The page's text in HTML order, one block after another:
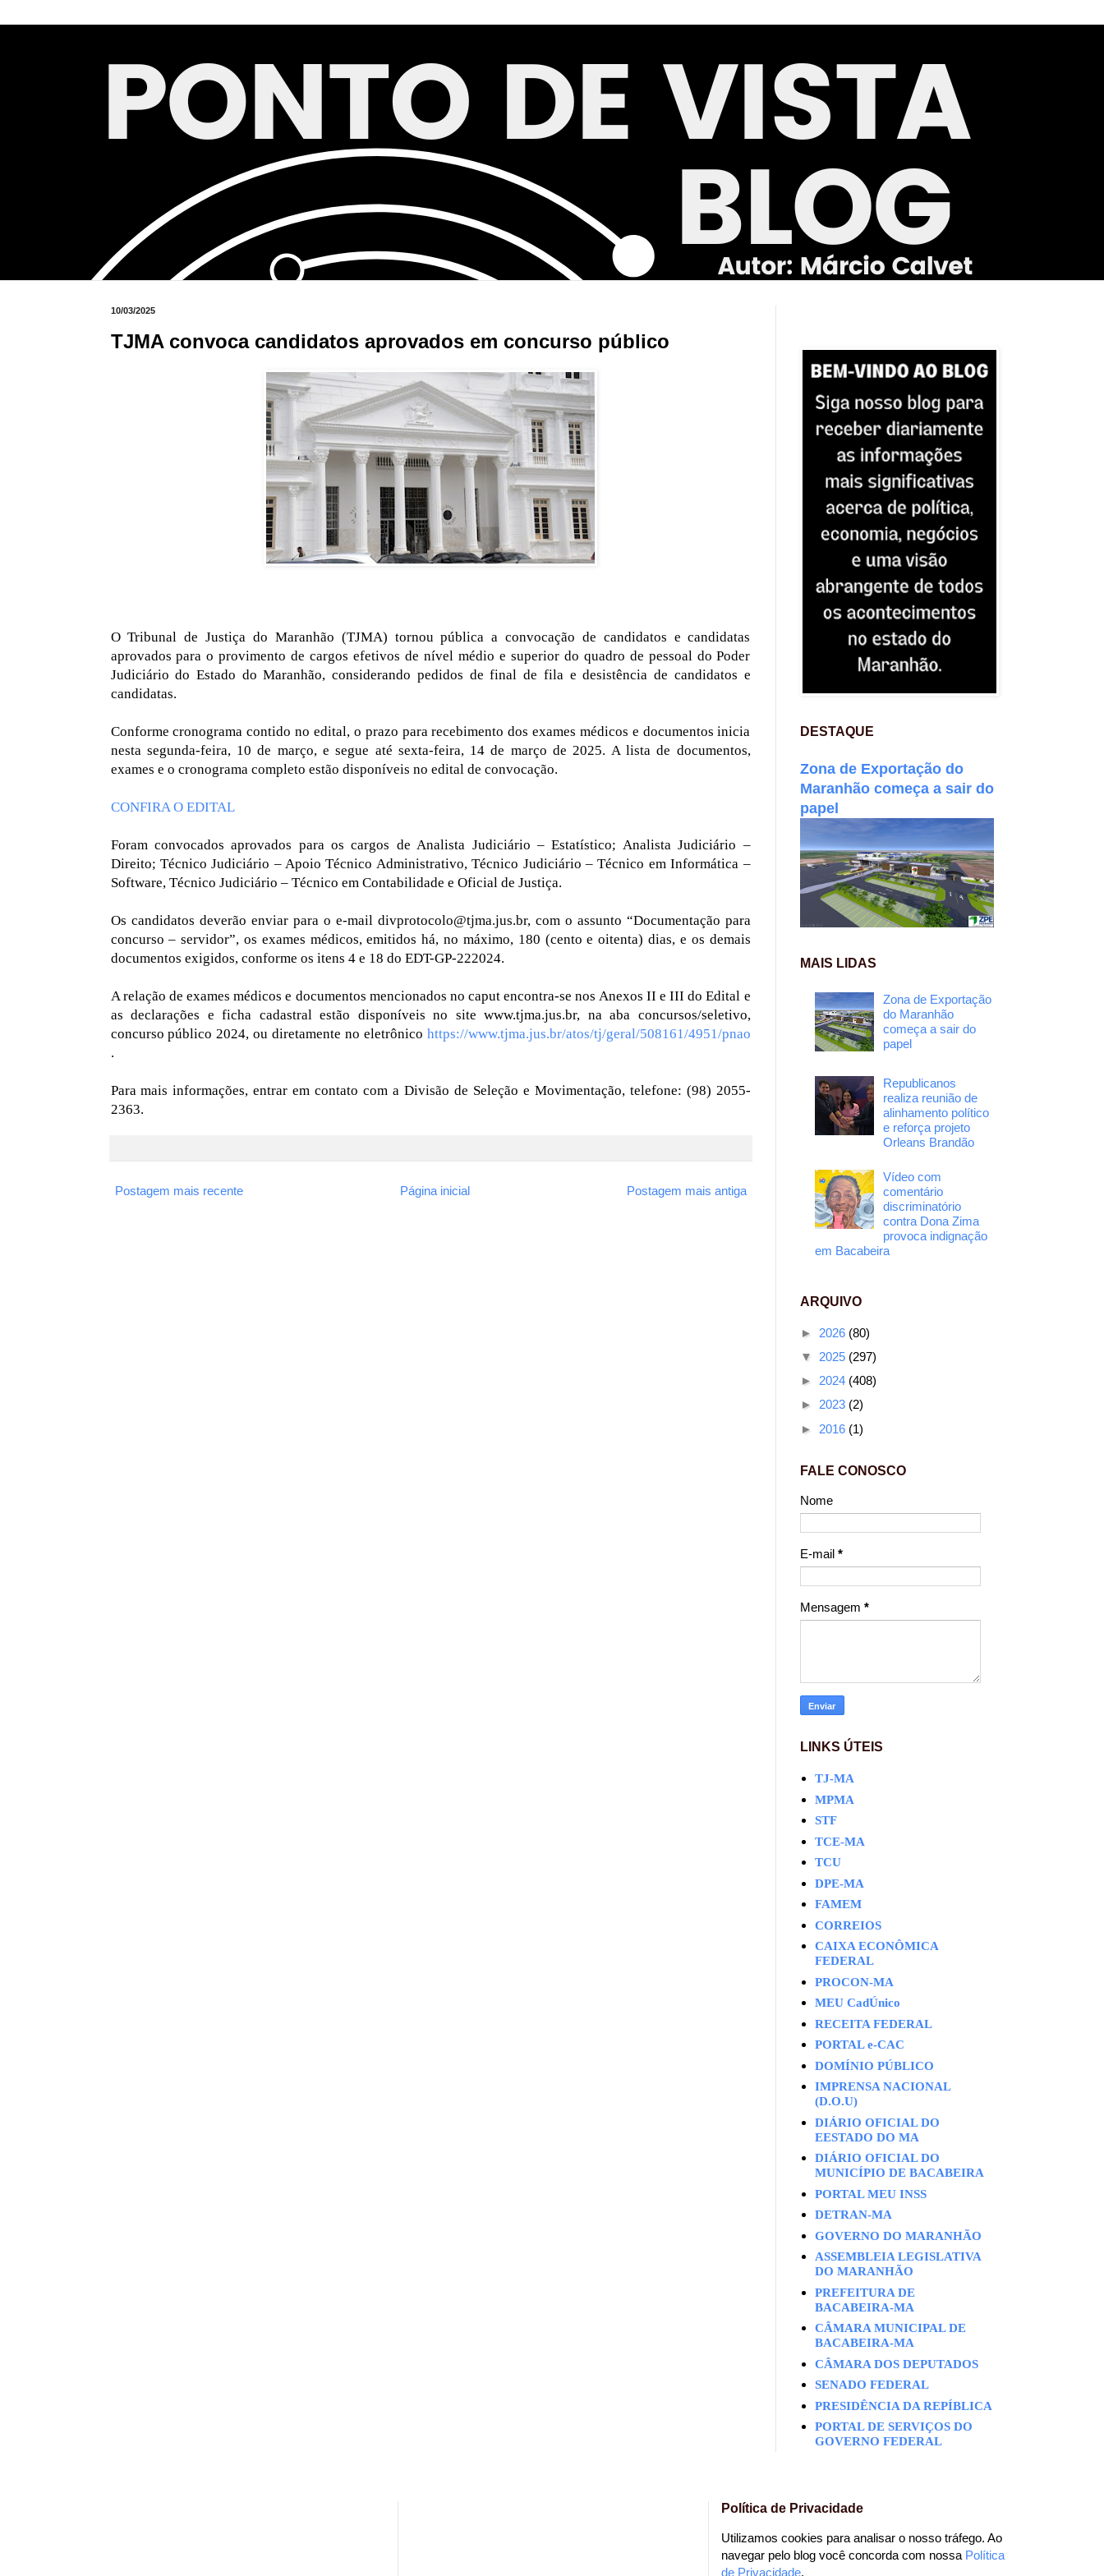
10/03/2025
TJMA convoca candidatos aprovados em concurso público
O Tribunal de Justiça do Maranhão (TJMA) tornou pública a convocação de candidatos e candidatas
aprovados para o provimento de cargos efetivos de nível médio e superior do quadro de pessoal do Poder
Judiciário do Estado do Maranhão, considerando pedidos de final de fila e desistência de candidatos e
candidatas.
Conforme cronograma contido no edital, o prazo para recebimento dos exames médicos e documentos inicia
nesta segunda-feira, 10 de março, e segue até sexta-feira, 14 de março de 2025. A lista de documentos,
exames e o cronograma completo estão disponíveis no edital de convocação.
CONFIRA O EDITAL
Foram convocados aprovados para os cargos de Analista Judiciário – Estatístico; Analista Judiciário –
Direito; Técnico Judiciário – Apoio Técnico Administrativo, Técnico Judiciário – Técnico em Informática –
Software, Técnico Judiciário – Técnico em Contabilidade e Oficial de Justiça.
Os candidatos deverão enviar para o e-mail divprotocolo@tjma.jus.br, com o assunto “Documentação para
concurso – servidor”, os exames médicos, emitidos há, no máximo, 180 (cento e oitenta) dias, e os demais
documentos exigidos, conforme os itens 4 e 18 do EDT-GP-222024.
A relação de exames médicos e documentos mencionados no caput encontra-se nos Anexos II e III do Edital e
as declarações e ficha cadastral estão disponíveis no site www.tjma.jus.br, na aba concursos/seletivo,
concurso público 2024, ou diretamente no eletrônico https://www.tjma.jus.br/atos/tj/geral/508161/4951/pnao
.
Para mais informações, entrar em contato com a Divisão de Seleção e Movimentação, telefone: (98) 2055-
2363.
Postagem mais recente Postagem mais antiga
Página inicial
DESTAQUE
Zona de Exportação do
Maranhão começa a sair do
papel
MAIS LIDAS
Zona de Exportação
do Maranhão
começa a sair do
papel
Republicanos
realiza reunião de
alinhamento político
e reforça projeto
Orleans Brandão
Vídeo com
comentário
discriminatório
contra Dona Zima
provoca indignação
em Bacabeira
ARQUIVO
► 2026 (80)
▼ 2025 (297)
► 2024 (408)
► 2023 (2)
► 2016 (1)
FALE CONOSCO
Nome
E-mail *
Mensagem *
LINKS ÚTEIS
TJ-MA
MPMA
STF
TCE-MA
TCU
DPE-MA
FAMEM
CORREIOS
CAIXA ECONÔMICA
FEDERAL
PROCON-MA
MEU CadÚnico
RECEITA FEDERAL
PORTAL e-CAC
DOMÍNIO PÚBLICO
IMPRENSA NACIONAL
(D.O.U)
DIÁRIO OFICIAL DO
EESTADO DO MA
DIÁRIO OFICIAL DO
MUNICÍPIO DE BACABEIRA
PORTAL MEU INSS
DETRAN-MA
GOVERNO DO MARANHÃO
ASSEMBLEIA LEGISLATIVA
DO MARANHÃO
PREFEITURA DE
BACABEIRA-MA
CÂMARA MUNICIPAL DE
BACABEIRA-MA
CÂMARA DOS DEPUTADOS
SENADO FEDERAL
PRESIDÊNCIA DA REPÍBLICA
PORTAL DE SERVIÇOS DO
GOVERNO FEDERAL
Política de Privacidade
Utilizamos cookies para analisar o nosso tráfego. Ao
navegar pelo blog você concorda com nossa Política
de Privacidade.